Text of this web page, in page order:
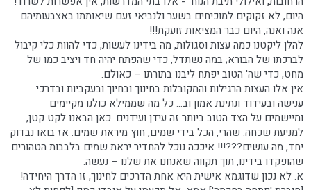
היום, לא זקוקים למוכיחים בשער ולנביאי זעם שיאותתו באצבעותיהם
אנה ואנה, היום כבר המציאות זועקת!!!
להלן ליקטנו כמה עצות וסגולות, מה בידינו לעשות, כדי להוות כלי קיבול
לברכתו של הבורא; במה נשתדל, כדי שהפתח יהיה חד ויציב כמו של
מחט, כדי שה' הטוב יפתח ליבנו בתורתו – כאולם.
אין אלו העצות הרגילות והמקובלות בחינוך ובחיוך ובעקביות ובדרכי
ענישה ובעידוד ונתינת אמון וב... כל מה שממילא כולנו מקיימים
ומיישמים על הצד הטוב ביותר זה עידן ועידנים. כאן הבאנו לקט קטן,
למניעת שכחה. שהרי, הכל בידי שמים, חוץ מיראת שמים. אז בואו נבדוק
יחד, מה עושים???!!! איככה נוכל להחדיר יראת שמים בלבבות הטהורים
שהופקדו בידינו, תוך תקווה שאנחנו את שלנו – נעשה.
א. לא נכון שדוגמא אישית היא אחת הדרכים לחינוך, זו הדרך היחידה!